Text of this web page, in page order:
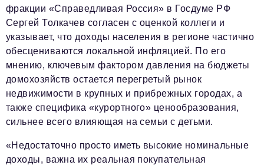
фракции «Справедливая Россия» в Госдуме РФ
Сергей Толкачев согласен с оценкой коллеги и
указывает, что доходы населения в регионе частично
обесцениваются локальной инфляцией. По его
мнению, ключевым фактором давления на бюджеты
домохозяйств остается перегретый рынок
недвижимости в крупных и прибрежных городах, а
также специфика «курортного» ценообразования,
сильнее всего влияющая на семьи с детьми.
«Недостаточно просто иметь высокие номинальные
доходы, важна их реальная покупательная